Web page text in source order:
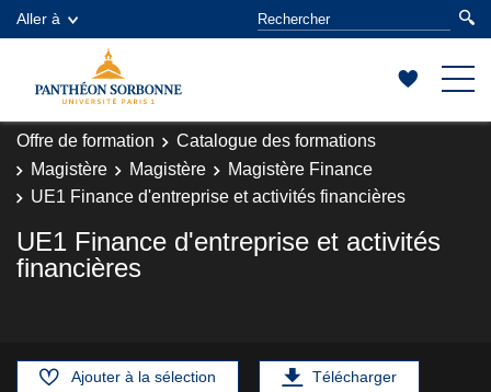
Aller à
Offre de formation
Catalogue des formations
Magistère
Magistère
Magistère Finance
UE1 Finance d'entreprise et activités financières
UE1 Finance d'entreprise et activités
financières
Ajouter à la sélection Télécharger